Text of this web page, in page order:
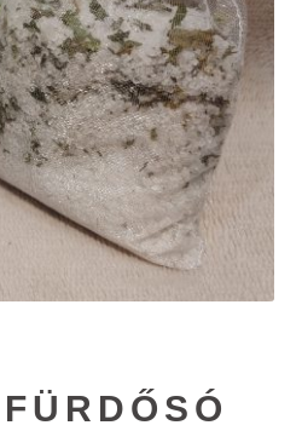
#89 (no title)